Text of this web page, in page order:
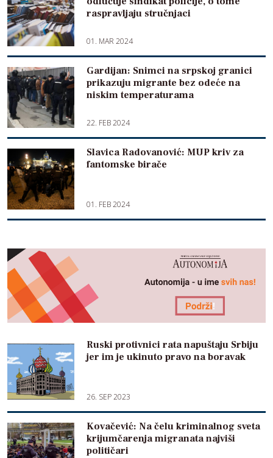
raspravljaju stručnjaci
01. MAR 2024
Gardijan: Snimci na srpskoj granici
prikazuju migrante bez odeće na
niskim temperaturama
22. FEB 2024
Slavica Radovanović: MUP kriv za
fantomske birače
01. FEB 2024
Ruski protivnici rata napuštaju Srbiju
jer im je ukinuto pravo na boravak
26. SEP 2023
Kovačević: Na čelu kriminalnog sveta
krijumčarenja migranata najviši
političari